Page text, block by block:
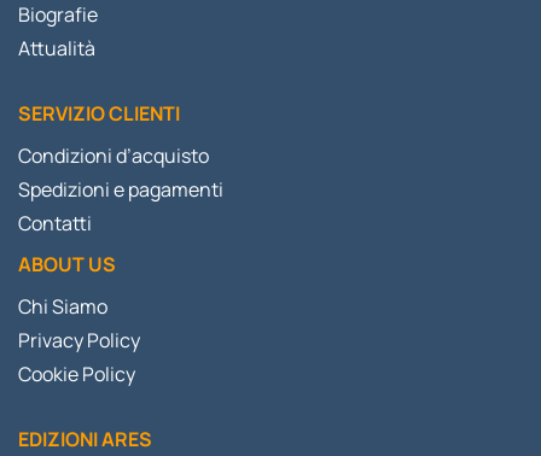
Biografie
Attualità
SERVIZIO CLIENTI
Condizioni d’acquisto
Spedizioni e pagamenti
Contatti
ABOUT US
Chi Siamo
Privacy Policy
Cookie Policy
EDIZIONI ARES